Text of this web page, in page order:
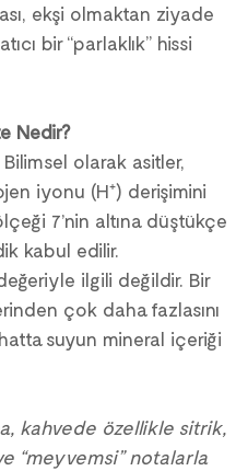
ekşi olmaktan ziyade
bir “parlaklık” hissi
Nedir?
Bilimsel olarak asitler,
iyonu (H⁺) derişimini
7’nin altına düştükçe
kabul edilir.
ilgili değildir. Bir
çok daha fazlasını
suyun mineral içeriği
kahvede özellikle sitrik,
“meyvemsi” notalarla